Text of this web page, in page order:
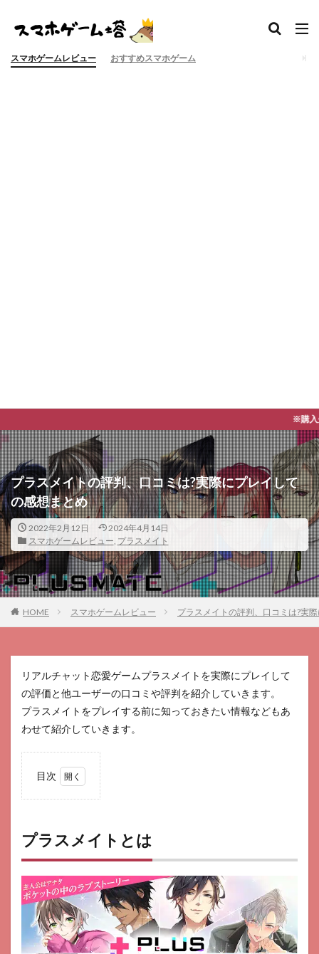
スマホゲームレビュー おすすめスマホゲーム
※購入先、ダウンロードへのリンクに
プラスメイトの評判、口コミは?実際にプレイして
の感想まとめ
2022年2月12日
2024年4月14日
スマホゲームレビュー, プラスメイト
HOME スマホゲームレビュー プラスメイトの評判、口コミは?実
リアルチャット恋愛ゲームプラスメイトを実際にプレイして
の評価と他ユーザーの口コミや評判を紹介していきます。
プラスメイトをプレイする前に知っておきたい情報などもあ
わせて紹介していきます。
目次
イト
とは
プレ
スメ
イト
の口
コ
ミ・
プラスメイトとは